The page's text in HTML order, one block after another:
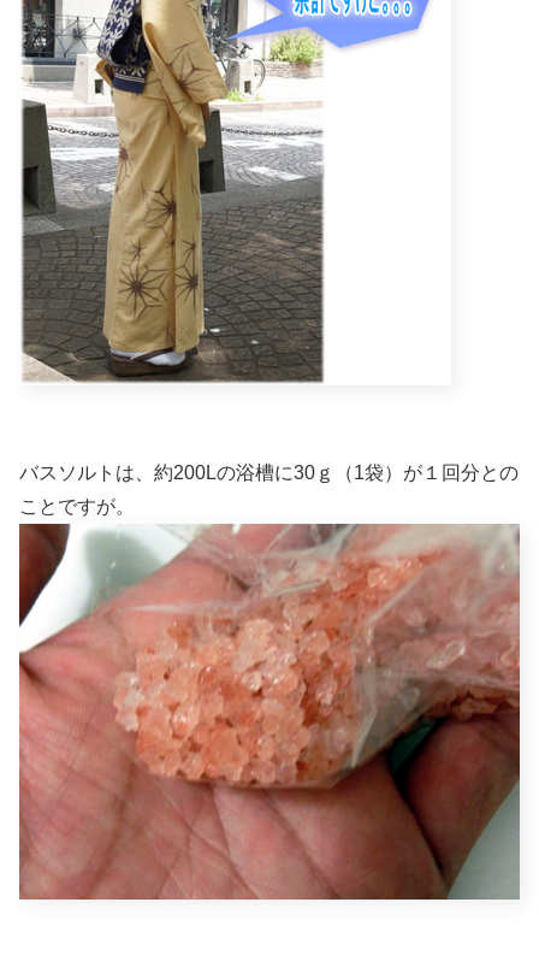
バスソルトは、約200Lの浴槽に30ｇ（1袋）が１回分との
ことですが。